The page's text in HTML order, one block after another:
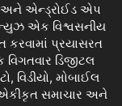
અને એન્ડ્રોઈડ એપ
એક વિશ્વસનીય
કરવામાં પ્રયાસરત
ડિજીટલ
વિડીયો, મોબાઈલ
સમાચાર અને